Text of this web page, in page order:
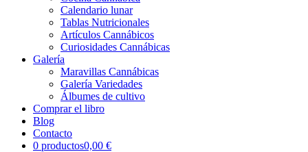
Calendario lunar
Tablas Nutricionales
Artículos Cannábicos
Curiosidades Cannábicas
Galería
Maravillas Cannábicas
Galería Variedades
Álbumes de cultivo
Comprar el libro
Blog
Contacto
0 productos0,00 €